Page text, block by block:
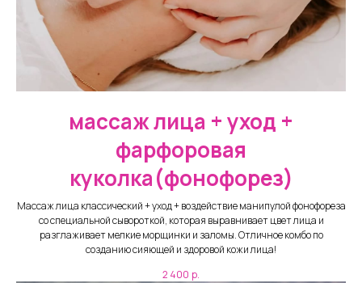
массаж лица + уход +
фарфоровая
куколка(фонофорез)
Массаж лица классический + уход + воздействие манипулой фонофореза
со специальной сывороткой, которая выравнивает цвет лица и
разглаживает мелкие морщинки и заломы. Отличное комбо по
созданию сияющей и здоровой кожи лица!
2 400 р.